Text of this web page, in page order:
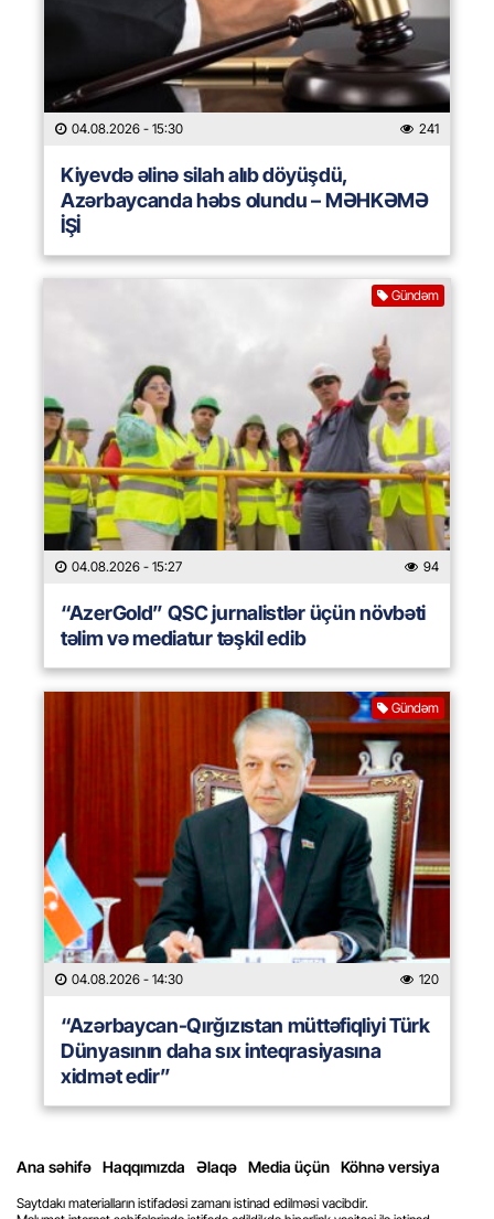
04.08.2026 - 15:30 241
Kiyevdə əlinə silah alıb döyüşdü,
Azərbaycanda həbs olundu – MƏHKƏMƏ
İŞİ
Gündəm
04.08.2026 - 15:27 94
“AzerGold” QSC jurnalistlər üçün növbəti
təlim və mediatur təşkil edib
Gündəm
04.08.2026 - 14:30 120
“Azərbaycan-Qırğızıstan müttəfiqliyi Türk
Dünyasının daha sıx inteqrasiyasına
xidmət edir”
Ana səhifə Haqqımızda Əlaqə Media üçün Köhnə versiya
Saytdakı materialların istifadəsi zamanı istinad edilməsi vacibdir.